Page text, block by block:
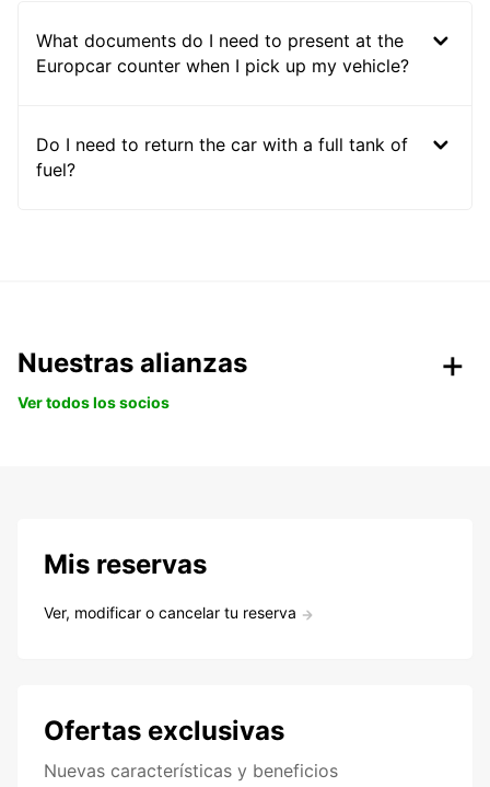
What documents do I need to present at the
Europcar counter when I pick up my vehicle?
Do I need to return the car with a full tank of
fuel?
Nuestras alianzas
Ver todos los socios
Mis reservas
Ver, modificar o cancelar tu reserva
Ofertas exclusivas
Nuevas características y beneficios